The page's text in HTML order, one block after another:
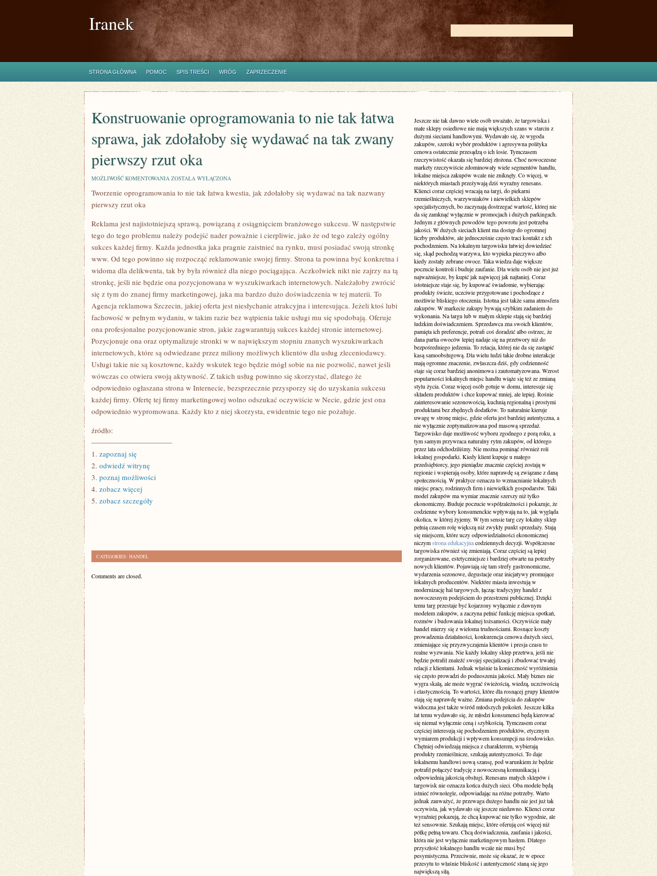
Iranek
STRONA GŁÓWNA POMOC SPIS TREŚCI WRÓG ZAPRZECZENIE
Konstruowanie oprogramowania to nie tak łatwa
sprawa, jak zdołałoby się wydawać na tak zwany
pierwszy rzut oka
MOŻLIWOŚĆ KOMENTOWANIA KONSTRUOWANIE
TO
SPRAWA,
JAK
ZDOŁAŁOBY
SIĘ
WYDAWAĆ
NA
TAK
ZWANY
PIERWSZY
RZUT
OKA
ZOSTAŁA WYŁĄCZONA
Tworzenie oprogramowania to nie tak łatwa kwestia, jak zdołałoby się wydawać na tak nazwany
pierwszy rzut oka
Reklama jest najistotniejszą sprawą, powiązaną z osiągnięciem branżowego sukcesu. W następstwie
tego do tego problemu należy podejść nader poważnie i cierpliwie, jako że od tego zależy ogólny
sukces każdej firmy. Każda jednostka jaka pragnie zaistnieć na rynku, musi posiadać swoją stronkę
www. Od tego powinno się rozpocząć reklamowanie swojej firmy. Strona ta powinna być konkretna i
widoma dla delikwenta, tak by była również dla niego pociągająca. Aczkolwiek nikt nie zajrzy na tą
stronkę, jeśli nie będzie ona pozycjonowana w wyszukiwarkach internetowych. Należałoby zwrócić
się z tym do znanej firmy marketingowej, jaka ma bardzo dużo doświadczenia w tej materii. To
Agencja reklamowa Szczecin, jakiej oferta jest niesłychanie atrakcyjna i interesująca. Jeżeli ktoś lubi
fachowość w pełnym wydaniu, w takim razie bez wątpienia takie usługi mu się spodobają. Oferuje
ona profesjonalne pozycjonowanie stron, jakie zagwarantują sukces każdej stronie internetowej.
Pozycjonuje ona oraz optymalizuje stronki w w największym stopniu znanych wyszukiwarkach
internetowych, które są odwiedzane przez miliony możliwych klientów dla usług zleceniodawcy.
Usługi takie nie są kosztowne, każdy wskutek tego będzie mógł sobie na nie pozwolić, nawet jeśli
wówczas co otwiera swoją aktywność. Z takich usług powinno się skorzystać, dlatego że
odpowiednio ogłaszana strona w Internecie, bezsprzecznie przysporzy się do uzyskania sukcesu
każdej firmy. Ofertę tej firmy marketingowej wolno odszukać oczywiście w Necie, gdzie jest ona
odpowiednio wypromowana. Każdy kto z niej skorzysta, ewidentnie tego nie pożałuje.
źródło:
———————————
1. zapoznaj się
2. odwiedź witrynę
3. poznaj możliwości
4. zobacz więcej
5. zobacz szczegóły
CATEGORIES: HANDEL
Comments are closed.
Jeszcze nie tak dawno wiele osób uważało, że targowiska i
małe sklepy osiedlowe nie mają większych szans w starciu z
dużymi sieciami handlowymi. Wydawało się, że wygoda
zakupów, szeroki wybór produktów i agresywna polityka
cenowa ostatecznie przesądzą o ich losie. Tymczasem
rzeczywistość okazała się bardziej złożona. Choć nowoczesne
markety rzeczywiście zdominowały wiele segmentów handlu,
lokalne miejsca zakupów wcale nie zniknęły. Co więcej, w
niektórych miastach przeżywają dziś wyraźny renesans.
Klienci coraz częściej wracają na targi, do piekarni
rzemieślniczych, warzywniaków i niewielkich sklepów
specjalistycznych, bo zaczynają dostrzegać wartość, której nie
da się zamknąć wyłącznie w promocjach i dużych parkingach.
Jednym z głównych powodów tego powrotu jest potrzeba
jakości. W dużych sieciach klient ma dostęp do ogromnej
liczby produktów, ale jednocześnie często traci kontakt z ich
pochodzeniem. Na lokalnym targowisku łatwiej dowiedzieć
się, skąd pochodzą warzywa, kto wypieka pieczywo albo
kiedy zostały zebrane owoce. Taka wiedza daje większe
poczucie kontroli i buduje zaufanie. Dla wielu osób nie jest już
najważniejsze, by kupić jak najwięcej jak najtaniej. Coraz
istotniejsze staje się, by kupować świadomie, wybierając
produkty świeże, uczciwie przygotowane i pochodzące z
możliwie bliskiego otoczenia. Istotna jest także sama atmosfera
zakupów. W markecie zakupy bywają szybkim zadaniem do
wykonania. Na targu lub w małym sklepie stają się bardziej
ludzkim doświadczeniem. Sprzedawca zna swoich klientów,
pamięta ich preferencje, potrafi coś doradzić albo ostrzec, że
dana partia owoców lepiej nadaje się na przetwory niż do
bezpośredniego jedzenia. To relacja, której nie da się zastąpić
kasą samoobsługową. Dla wielu ludzi takie drobne interakcje
mają ogromne znaczenie, zwłaszcza dziś, gdy codzienność
staje się coraz bardziej anonimowa i zautomatyzowana. Wzrost
popularności lokalnych miejsc handlu wiąże się też ze zmianą
stylu życia. Coraz więcej osób gotuje w domu, interesuje się
składem produktów i chce kupować mniej, ale lepiej. Rośnie
zainteresowanie sezonowością, kuchnią regionalną i prostymi
produktami bez zbędnych dodatków. To naturalnie kieruje
uwagę w stronę miejsc, gdzie oferta jest bardziej autentyczna, a
nie wyłącznie zoptymalizowana pod masową sprzedaż.
Targowisko daje możliwość wyboru zgodnego z porą roku, a
tym samym przywraca naturalny rytm zakupów, od którego
przez lata odchodziliśmy. Nie można pominąć również roli
lokalnej gospodarki. Kiedy klient kupuje u małego
przedsiębiorcy, jego pieniądze znacznie częściej zostają w
regionie i wspierają osoby, które naprawdę są związane z daną
społecznością. W praktyce oznacza to wzmacnianie lokalnych
miejsc pracy, rodzinnych firm i niewielkich gospodarstw. Taki
model zakupów ma wymiar znacznie szerszy niż tylko
ekonomiczny. Buduje poczucie współzależności i pokazuje, że
codzienne wybory konsumenckie wpływają na to, jak wygląda
okolica, w której żyjemy. W tym sensie targ czy lokalny sklep
pełnią czasem rolę większą niż zwykły punkt sprzedaży. Stają
się miejscem, które uczy odpowiedzialności ekonomicznej
niczymstrona edukacyjnacodziennych decyzji. Współczesne
targowiska również się zmieniają. Coraz częściej są lepiej
zorganizowane, estetyczniejsze i bardziej otwarte na potrzeby
nowych klientów. Pojawiają się tam strefy gastronomiczne,
wydarzenia sezonowe, degustacje oraz inicjatywy promujące
lokalnych producentów. Niektóre miasta inwestują w
modernizację hal targowych, łącząc tradycyjny handel z
nowoczesnym podejściem do przestrzeni publicznej. Dzięki
temu targ przestaje być kojarzony wyłącznie z dawnym
modelem zakupów, a zaczyna pełnić funkcję miejsca spotkań,
rozmów i budowania lokalnej tożsamości. Oczywiście mały
handel mierzy się z wieloma trudnościami. Rosnące koszty
prowadzenia działalności, konkurencja cenowa dużych sieci,
zmieniające się przyzwyczajenia klientów i presja czasu to
realne wyzwania. Nie każdy lokalny sklep przetrwa, jeśli nie
będzie potrafił znaleźć swojej specjalizacji i zbudować trwałej
relacji z klientami. Jednak właśnie ta konieczność wyróżnienia
się często prowadzi do podnoszenia jakości. Mały biznes nie
wygra skalą, ale może wygrać świeżością, wiedzą, uczciwością
i elastycznością. To wartości, które dla rosnącej grupy klientów
stają się naprawdę ważne. Zmiana podejścia do zakupów
widoczna jest także wśród młodszych pokoleń. Jeszcze kilka
lat temu wydawało się, że młodzi konsumenci będą kierować
się niemal wyłącznie ceną i szybkością. Tymczasem coraz
częściej interesują się pochodzeniem produktów, etycznym
wymiarem produkcji i wpływem konsumpcji na środowisko.
Chętniej odwiedzają miejsca z charakterem, wybierają
produkty rzemieślnicze, szukają autentyczności. To daje
lokalnemu handlowi nową szansę, pod warunkiem że będzie
potrafił połączyć tradycję z nowoczesną komunikacją i
odpowiednią jakością obsługi. Renesans małych sklepów i
targowisk nie oznacza końca dużych sieci. Oba modele będą
istnieć równolegle, odpowiadając na różne potrzeby. Warto
jednak zauważyć, że przewaga dużego handlu nie jest już tak
oczywista, jak wydawało się jeszcze niedawno. Klienci coraz
wyraźniej pokazują, że chcą kupować nie tylko wygodnie, ale
też sensownie. Szukają miejsc, które oferują coś więcej niż
półkę pełną towaru. Chcą doświadczenia, zaufania i jakości,
która nie jest wyłącznie marketingowym hasłem. Dlatego
przyszłość lokalnego handlu wcale nie musi być
pesymistyczna. Przeciwnie, może się okazać, że w epoce
przesytu to właśnie bliskość i autentyczność staną się jego
największą siłą.